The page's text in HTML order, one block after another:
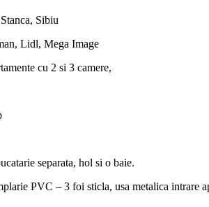
Sibiu
Lidl, Mega Image
cu 2 si 3 camere,
separata, hol si o baie.
PVC – 3 foi sticla, usa metalica intrare